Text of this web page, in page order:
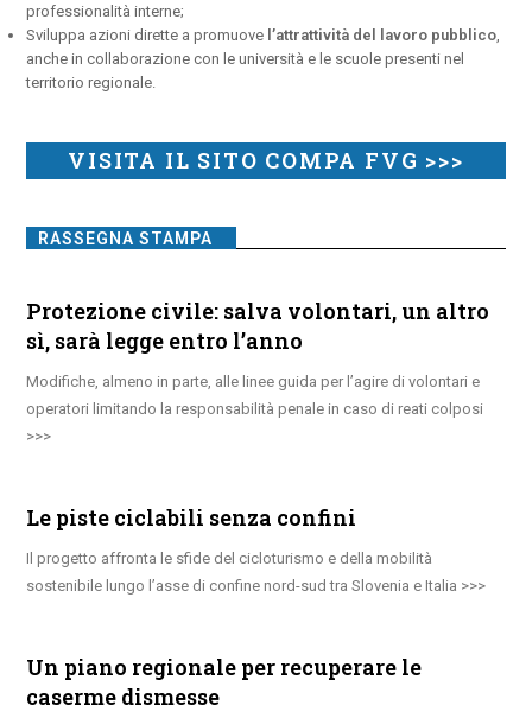
professionalità interne;
Sviluppa azioni dirette a promuove l’attrattività del lavoro pubblico
anche in collaborazione con le università e le scuole presenti nel
territorio regionale.
VISITA IL SITO COMPA FVG >>>
RASSEGNA STAMPA
Protezione civile: salva volontari, un altro
sì, sarà legge entro l’anno
Modifiche, almeno in parte, alle linee guida per l’agire di volontari e
operatori limitando la responsabilità penale in caso di reati colposi
Le piste ciclabili senza confini
Il progetto affronta le sfide del cicloturismo e della mobilità
sostenibile lungo l’asse di confine nord-sud tra Slovenia e Italia
Un piano regionale per recuperare le
caserme dismesse